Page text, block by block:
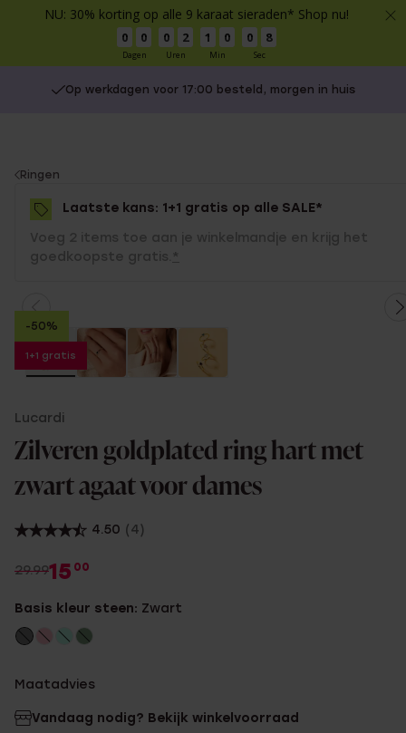
NU: 30% korting op alle 9 karaat sieraden* Shop nu!
0 0
Dagen
0 2
Uren
1 0
Min
0 7
Sec
Op werkdagen voor 17:00 besteld, morgen in huis
You
are
here:
Ringen
Laatste kans: 1+1 gratis op alle SALE*
Voeg 2 items toe aan je winkelmandje en krijg het
goedkoopste gratis. *
-50%
1+1 gratis
Lucardi
Zilveren goldplated ring hart met
zwart agaat voor dames
4.50 (4)
29.9915 00
Basis kleur steen: Zwart
Maatadvies
Vandaag nodig? Bekijk winkelvoorraad